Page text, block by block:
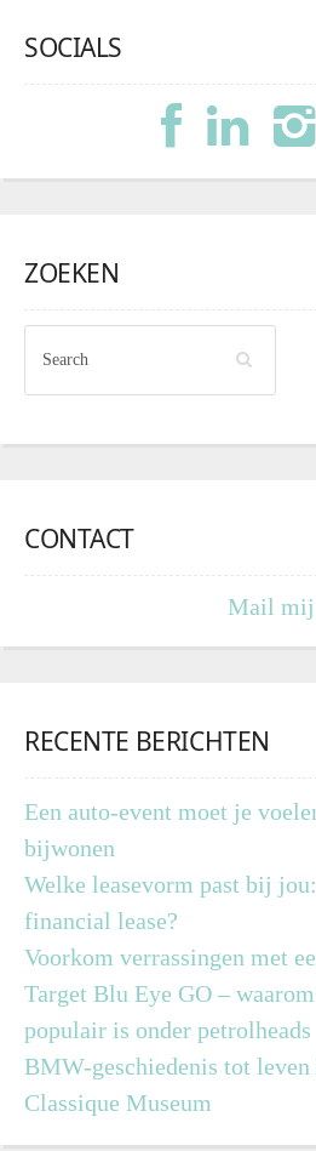
SOCIALS
ZOEKEN
CONTACT
Mail mij
RECENTE BERICHTEN
Een auto-event moet je
bijwonen
Welke leasevorm past bij
financial lease?
Voorkom verrassingen met
Target Blu Eye GO –
populair is onder petrolheads
BMW-geschiedenis tot
Classique Museum